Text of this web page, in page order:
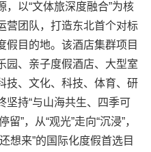
以“文体旅深度融合”为核
营团队，打造东北首个对标
假目的地。该酒店集群项目
园、亲子度假酒店、大型室
技、文化、科技、体育、研
坚持“与山海共生、四季可
”，从“观光”走向“沉浸”，
想来”的国际化度假首选目